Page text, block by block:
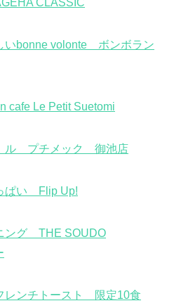
CLASSIC
いbonne volonte ボンボラン
Le Petit Suetomi
ル プチメック 御池店
ぱい Flip Up!
ング THE SOUDO
レンチトースト 限定10食